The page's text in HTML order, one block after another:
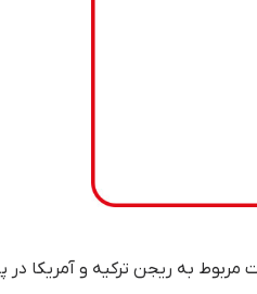
به ریجن ترکیه و آمریکا در